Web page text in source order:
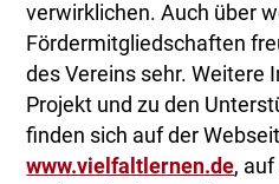
verwirklichen. Auch über
Fördermitgliedschaften
des Vereins sehr. Weitere
Projekt und zu den
finden sich auf der
www.vielfaltlernen.de,